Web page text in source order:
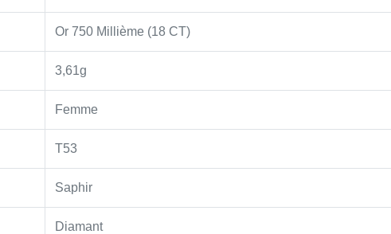
Or 750 Millième (18 CT)
3,61g
Femme
T53
Saphir
Diamant